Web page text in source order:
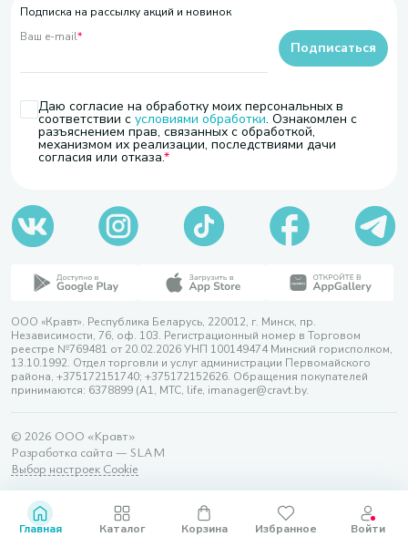
Подписка на рассылку акций и новинок
Ваш e-mail*
Даю согласие на обработку моих персональных в
соответствии с условиями обработки. Ознакомлен с
разъяснением прав, связанных с обработкой,
механизмом их реализации, последствиями дачи
согласия или отказа.
Подписаться
ООО «Кравт». Республика Беларусь, 220012, г. Минск, пр.
Независимости, 76, оф. 103. Регистрационный номер в Торговом
реестре №769481 от 20.02.2026 УНП 100149474 Минский горисполком,
13.10.1992. Отдел торговли и услуг администрации Первомайского
района, +375172151740; +375172152626. Обращения покупателей
принимаются: 6378899 (А1, МТС, life, imanager@cravt.by.
© 2026 ООО «Кравт»
Разработка сайта — SLAM
Выбор настроек Cookie
Главная Каталог Корзина Избранное Войти